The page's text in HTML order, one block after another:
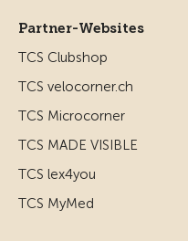
Partner-Websites
TCS Clubshop
TCS velocorner.ch
TCS Microcorner
TCS MADE VISIBLE
TCS lex4you
TCS MyMed